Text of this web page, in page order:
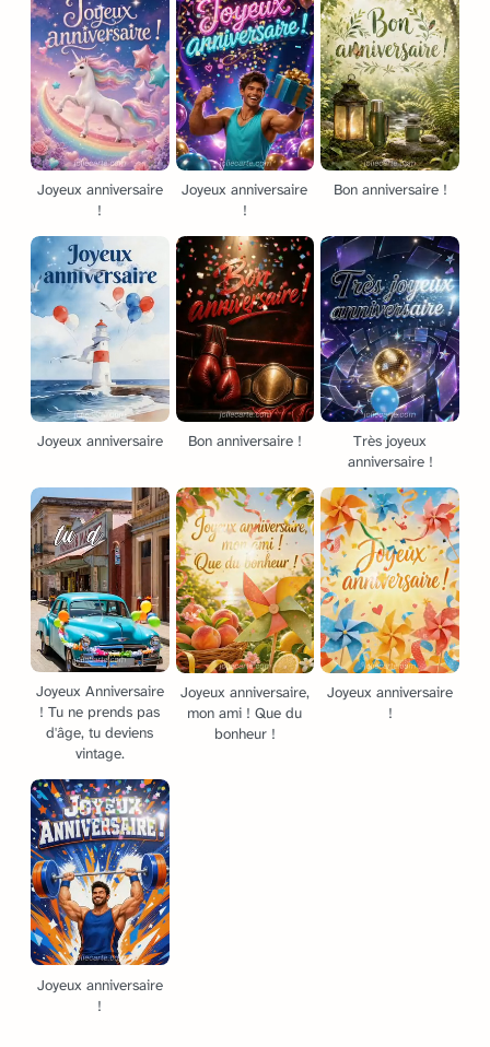
Joyeux anniversaire
!
Joyeux anniversaire
!
Bon anniversaire !
Joyeux anniversaire Bon anniversaire !
Très joyeux
anniversaire !
Joyeux Anniversaire
! Tu ne prends pas
d'âge, tu deviens
vintage.
Joyeux anniversaire,
mon ami ! Que du
bonheur !
Joyeux anniversaire
!
Joyeux anniversaire
!